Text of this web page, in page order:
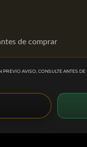
de comprar
AVISO, CONSULTE ANTES DE